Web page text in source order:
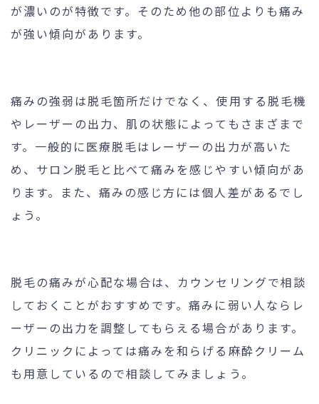
が濃いのが特徴です。そのため他の部位よりも痛み
が強い傾向があります。
痛みの強弱は脱毛箇所だけでなく、使用する脱毛機
やレーザーの出力、肌の状態によってもさまざまで
す。一般的に医療脱毛はレーザーの出力が高いた
め、サロン脱毛と比べて痛みを感じやすい傾向があ
ります。また、痛みの感じ方には個人差があるでし
ょう。
脱毛の痛みが心配な場合は、カウンセリングで相談
しておくことがおすすめです。痛みに弱い人ならレ
ーザーの出力を調整してもらえる場合があります。
クリニックによっては痛みを和らげる麻酔クリーム
も用意しているので相談してみましょう。